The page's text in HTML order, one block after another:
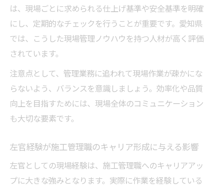
は、現場ごとに求められる仕上げ基準や安全基準を明確
にし、定期的なチェックを行うことが重要です。愛知県
では、こうした現場管理ノウハウを持つ人材が高く評価
されています。
注意点として、管理業務に追われて現場作業が疎かにな
らないよう、バランスを意識しましょう。効率化や品質
向上を目指すためには、現場全体のコミュニケーション
も大切な要素です。
左官経験が施工管理職のキャリア形成に与える影響
左官としての現場経験は、施工管理職へのキャリアアッ
プに大きな強みとなります。実際に作業を経験している